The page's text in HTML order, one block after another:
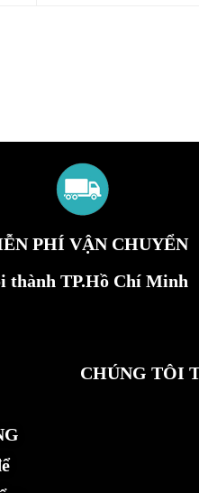
PHÍ VẬN CHUYỂN
thành TP.Hồ Chí Minh
CHÚNG TÔI